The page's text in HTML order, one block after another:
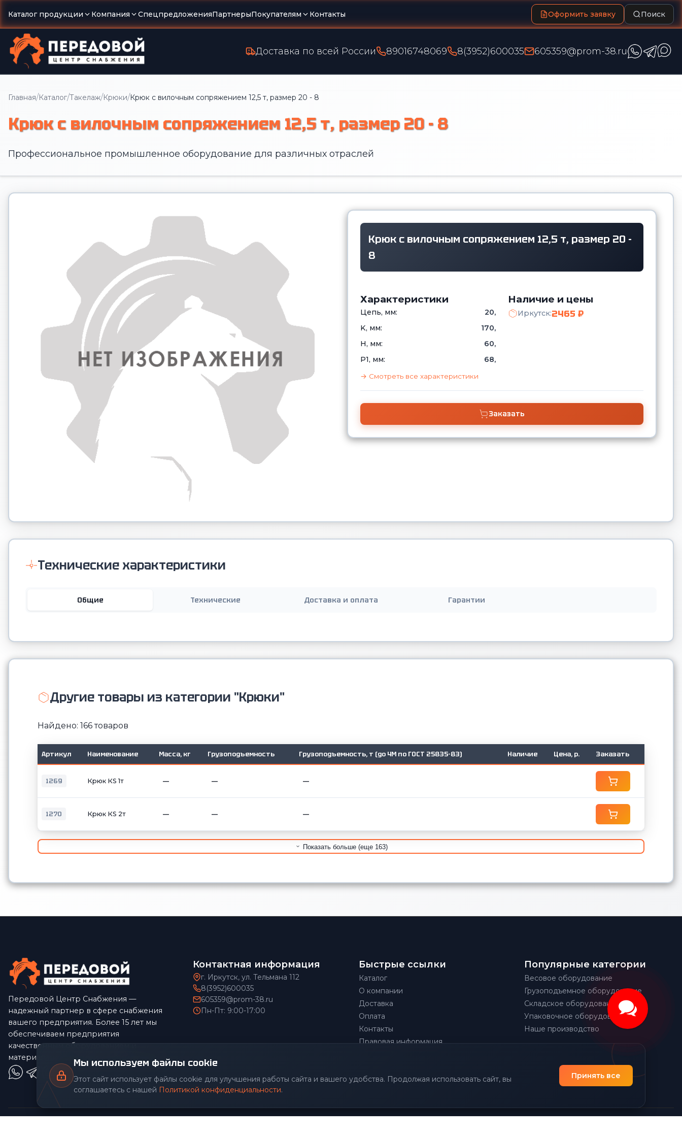
Каталог продукции Компания СпецпредложенияПартнерыПокупателям Контакты Оформить заявку Поиск
Доставка по всей России 89016748069 8(3952)600035 605359@prom-38.ru
Главная/Каталог/Такелаж/Крюки/Крюк с вилочным сопряжением 12,5 т, размер 20 - 8
Крюк с вилочным сопряжением 12,5 т, размер 20 - 8
Профессиональное промышленное оборудование для различных отраслей
Крюк с вилочным сопряжением 12,5 т, размер 20 -
8
Характеристики
Цепь, мм:
20,
K, мм:
170,
H, мм:
60,
Р1, мм:
68,
→ Смотреть все характеристики
Наличие и цены
Иркутск:2465 ₽
Заказать
Технические характеристики
Общие Технические Доставка и оплата Гарантии
Другие товары из категории "Крюки"
Найдено: 166 товаров
Артикул Наименование Масса, кг Грузоподъемность Грузоподъемность, т (до 4М по ГОСТ 25835-83) Наличие Цена, р. Заказать
1269 Крюк КS 1т — — —
1270 Крюк КS 2т — — —
Показать больше (еще 163)
Мы используем файлы cookie
Этот сайт использует файлы cookie для улучшения работы сайта и вашего удобства. Продолжая использовать сайт, вы
соглашаетесь с нашей Политикой конфиденциальности.
Принять все
Передовой Центр Снабжения —
надежный партнер в сфере снабжения
вашего предприятия. Более 15 лет мы
обеспечиваем предприятия
качественным оборудованием и
материалами по конкурентным ценам.
Контактная информация
г. Иркутск, ул. Тельмана 112
8(3952)600035
605359@prom-38.ru
Пн-Пт: 9:00-17:00
Быстрые ссылки
Каталог
О компании
Доставка
Оплата
Контакты
Правовая информация
Популярные категории
Весовое оборудование
Грузоподъемное оборудование
Складское оборудование
Упаковочное оборудование
Наше производство